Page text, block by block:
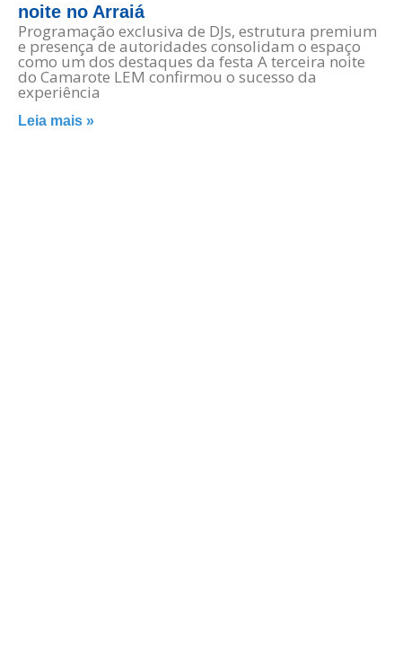
noite no Arraiá
Programação exclusiva de DJs, estrutura premium
e presença de autoridades consolidam o espaço
como um dos destaques da festa A terceira noite
do Camarote LEM confirmou o sucesso da
experiência
Leia mais »